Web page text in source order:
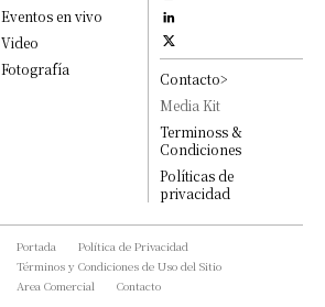
Eventos en vivo
Video
Fotografía
Contacto>
Media Kit
Terminoss &
Condiciones
Políticas de
privacidad
Portada
Política de Privacidad
Términos y Condiciones de Uso del Sitio
Area Comercial
Contacto